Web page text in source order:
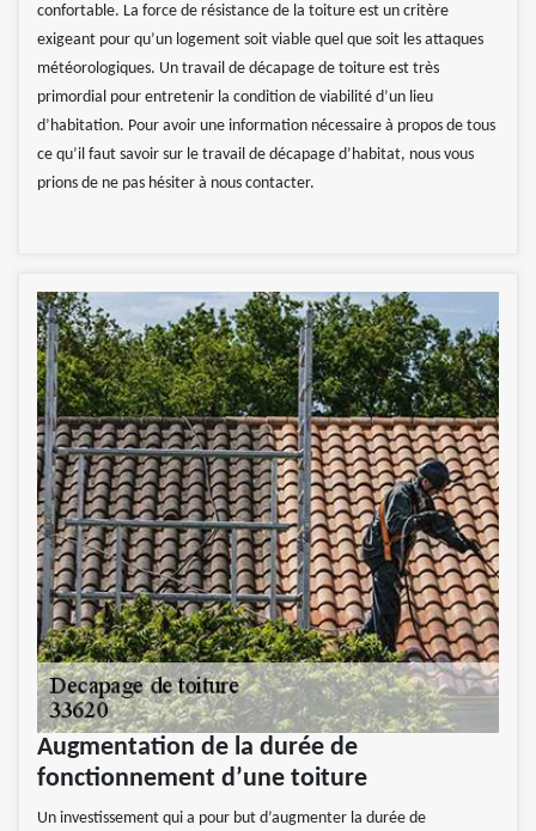
confortable. La force de résistance de la toiture est un critère
exigeant pour qu’un logement soit viable quel que soit les attaques
météorologiques. Un travail de décapage de toiture est très
primordial pour entretenir la condition de viabilité d’un lieu
d’habitation. Pour avoir une information nécessaire à propos de tous
ce qu’il faut savoir sur le travail de décapage d’habitat, nous vous
prions de ne pas hésiter à nous contacter.
Augmentation de la durée de
fonctionnement d’une toiture
Un investissement qui a pour but d’augmenter la durée de